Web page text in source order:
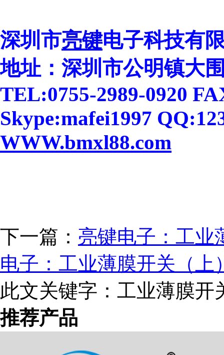
深圳市亮键电子科技有
地址：深圳市公明镇大
TEL:0755-2989-0920
Skype:mafei1997
WWW.bmxl88.com
下一篇： 亮键电子：工业
电子：工业薄膜开关（上
此文关键字： 工业薄膜开
推荐产品